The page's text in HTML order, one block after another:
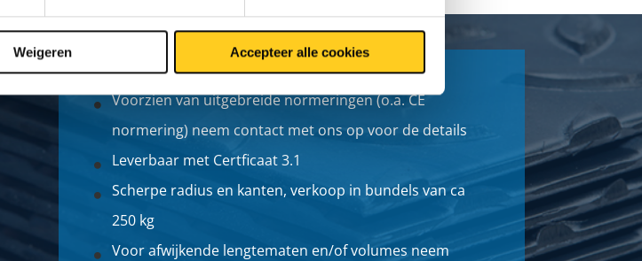
Weigeren Accepteer alle cookies
Voorzien van uitgebreide normeringen (o.a. CE
normering) neem contact met ons op voor de details
Leverbaar met Certficaat 3.1
Scherpe radius en kanten, verkoop in bundels van ca
250 kg
Voor afwijkende lengtematen en/of volumes neem